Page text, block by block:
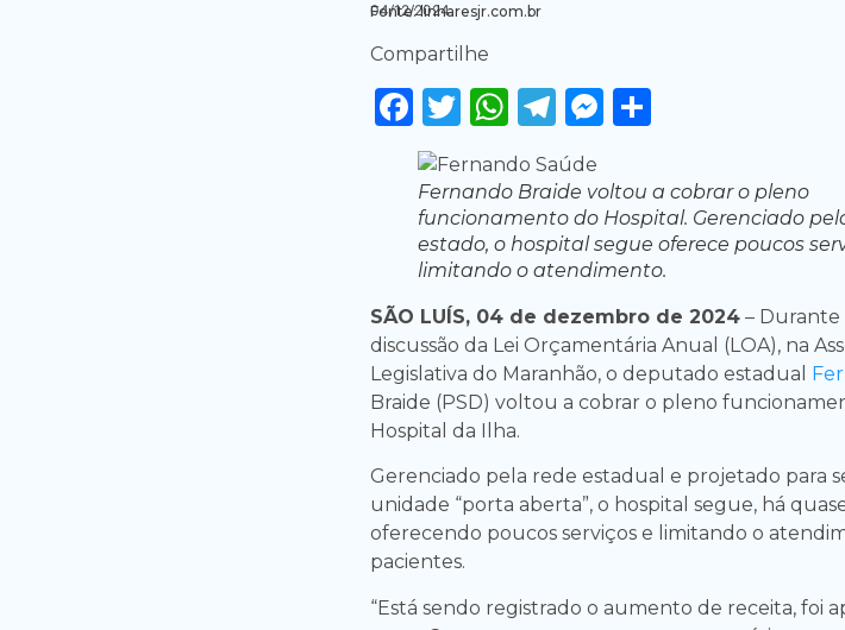
Fonte: linharesjr.com.br
04/12/2024
Compartilhe
Facebook
Twitter
WhatsApp
Telegram
Messenger
Fernando Braide voltou a cobrar o pleno
funcionamento do Hospital. Gerenciado
estado, o hospital segue oferece poucos
limitando o atendimento.
SÃO LUÍS, 04 de dezembro de 2024 – Durante
discussão da Lei Orçamentária Anual (LOA), na
Legislativa do Maranhão, o deputado estadual
Braide (PSD) voltou a cobrar o pleno
Hospital da Ilha.
Gerenciado pela rede estadual e projetado para
unidade “porta aberta”, o hospital segue, há
oferecendo poucos serviços e limitando o
pacientes.
“Está sendo registrado o aumento de receita, foi